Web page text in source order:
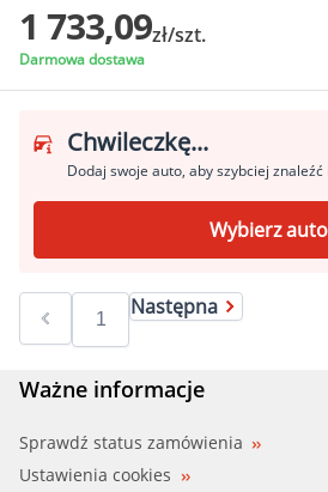
1 733,09zł/szt.
Darmowa dostawa
Chwileczkę...
Dodaj swoje auto, aby szybciej
Wybierz auto
Następna
Ważne informacje
Sprawdź status zamówienia
Ustawienia cookies